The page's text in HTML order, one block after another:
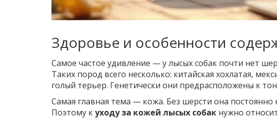
Здоровье и особенности
Самое частое удивление — у лысых собак почти нет
Таких пород всего несколько: китайская хохлатая,
голый терьер. Генетически они предрасположены к
Самая главная тема — кожа. Без шерсти она
Поэтому куходу за кожей лысых собак нужно